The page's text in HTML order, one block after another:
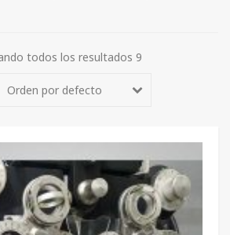
todos los resultados 9
Orden por defecto